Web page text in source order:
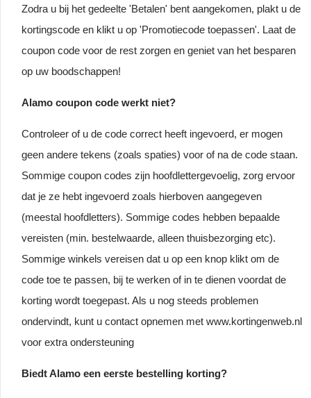
Zodra u bij het gedeelte 'Betalen' bent aangekomen, plakt u de
kortingscode en klikt u op 'Promotiecode toepassen'. Laat de
coupon code voor de rest zorgen en geniet van het besparen
op uw boodschappen!
Alamo coupon code werkt niet?
Controleer of u de code correct heeft ingevoerd, er mogen
geen andere tekens (zoals spaties) voor of na de code staan.
Sommige coupon codes zijn hoofdlettergevoelig, zorg ervoor
dat je ze hebt ingevoerd zoals hierboven aangegeven
(meestal hoofdletters). Sommige codes hebben bepaalde
vereisten (min. bestelwaarde, alleen thuisbezorging etc).
Sommige winkels vereisen dat u op een knop klikt om de
code toe te passen, bij te werken of in te dienen voordat de
korting wordt toegepast. Als u nog steeds problemen
ondervindt, kunt u contact opnemen met www.kortingenweb.nl
voor extra ondersteuning
Biedt Alamo een eerste bestelling korting?